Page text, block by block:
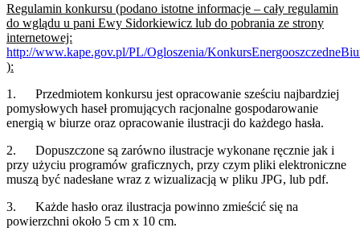
Regulamin konkursu (podano istotne informacje – cały regulamin
do wglądu u pani Ewy Sidorkiewicz lub do pobrania ze strony
internetowej:
http://www.kape.gov.pl/PL/Ogloszenia/
):
1. Przedmiotem konkursu jest opracowanie sześciu najbardziej
pomysłowych haseł promujących racjonalne gospodarowanie
energią w biurze oraz opracowanie ilustracji do każdego hasła.
2. Dopuszczone są zarówno ilustracje wykonane ręcznie jak i
przy użyciu programów graficznych, przy czym pliki elektroniczne
muszą być nadesłane wraz z wizualizacją w pliku JPG, lub pdf.
3. Każde hasło oraz ilustracja powinno zmieścić się na
powierzchni około 5 cm x 10 cm.